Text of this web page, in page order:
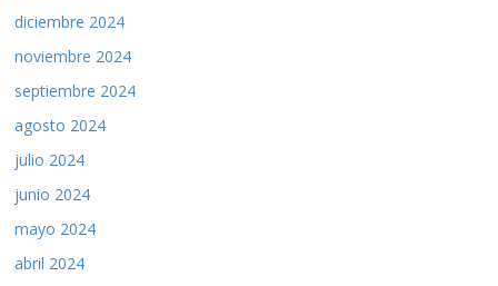
diciembre 2024
noviembre 2024
septiembre 2024
agosto 2024
julio 2024
junio 2024
mayo 2024
abril 2024